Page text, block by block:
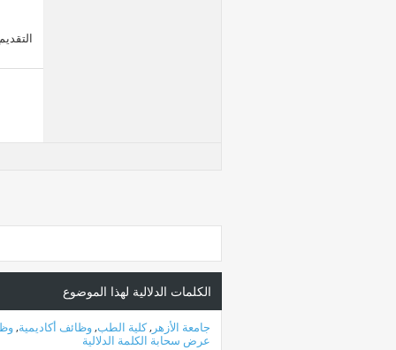
التقديم متاح
الكلمات الدلالية لهذا الموضوع
جامعة الأزهر ,كلية الطب,وظائف أكاديمية,
عرض سحابة الكلمة الدلالية